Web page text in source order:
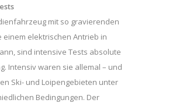
mit so gravierenden
einem elektrischen Antrieb in
sind intensive Tests absolute
Intensiv waren sie allemal – und
Ski- und Loipengebieten unter
Bedingungen. Der